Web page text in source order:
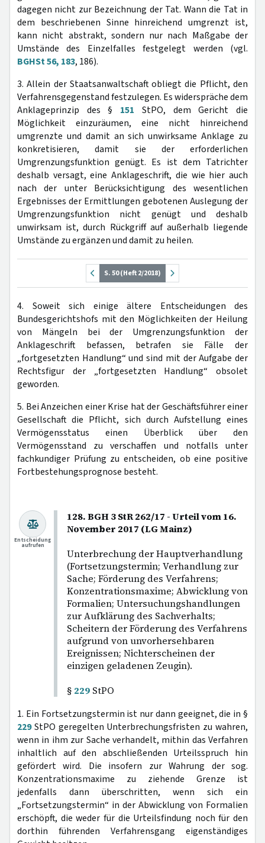
dagegen nicht zur Bezeichnung der Tat. Wann die Tat in
dem beschriebenen Sinne hinreichend umgrenzt ist,
kann nicht abstrakt, sondern nur nach Maßgabe der
Umstände des Einzelfalles festgelegt werden (vgl.
BGHSt 56, 183, 186).
3. Allein der Staatsanwaltschaft obliegt die Pflicht, den
Verfahrensgegenstand festzulegen. Es widerspräche dem
Anklageprinzip des § 151 StPO, dem Gericht die
Möglichkeit einzuräumen, eine nicht hinreichend
umgrenzte und damit an sich unwirksame Anklage zu
konkretisieren, damit sie der erforderlichen
Umgrenzungsfunktion genügt. Es ist dem Tatrichter
deshalb versagt, eine Anklageschrift, die wie hier auch
nach der unter Berücksichtigung des wesentlichen
Ergebnisses der Ermittlungen gebotenen Auslegung der
Umgrenzungsfunktion nicht genügt und deshalb
unwirksam ist, durch Rückgriff auf außerhalb liegende
Umstände zu ergänzen und damit zu heilen.
S. 50 (Heft 2/2018)
4. Soweit sich einige ältere Entscheidungen des
Bundesgerichtshofs mit den Möglichkeiten der Heilung
von Mängeln bei der Umgrenzungsfunktion der
Anklageschrift befassen, betrafen sie Fälle der
„fortgesetzten Handlung“ und sind mit der Aufgabe der
Rechtsfigur der „fortgesetzten Handlung“ obsolet
geworden.
5. Bei Anzeichen einer Krise hat der Geschäftsführer einer
Gesellschaft die Pflicht, sich durch Aufstellung eines
Vermögensstatus einen Überblick über den
Vermögensstand zu verschaffen und notfalls unter
fachkundiger Prüfung zu entscheiden, ob eine positive
Fortbestehungsprognose besteht.
128. BGH 3 StR 262/17 - Urteil vom 16.
November 2017 (LG Mainz)
Unterbrechung der Hauptverhandlung
(Fortsetzungstermin; Verhandlung zur
Sache; Förderung des Verfahrens;
Konzentrationsmaxime; Abwicklung von
Formalien; Untersuchungshandlungen
zur Aufklärung des Sachverhalts;
Scheitern der Förderung des Verfahrens
aufgrund von unvorhersehbaren
Ereignissen; Nichterscheinen der
einzigen geladenen Zeugin).
§ 229 StPO
Entscheidung
aufrufen
1. Ein Fortsetzungstermin ist nur dann geeignet, die in §
229StPO geregelten Unterbrechungsfristen zu wahren,
wenn in ihm zur Sache verhandelt, mithin das Verfahren
inhaltlich auf den abschließenden Urteilsspruch hin
gefördert wird. Die insofern zur Wahrung der sog.
Konzentrationsmaxime zu ziehende Grenze ist
jedenfalls dann überschritten, wenn sich ein
„Fortsetzungstermin“ in der Abwicklung von Formalien
erschöpft, die weder für die Urteilsfindung noch für den
dorthin führenden Verfahrensgang eigenständiges